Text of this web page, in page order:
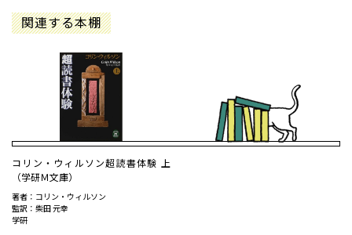
関連する本棚
コリン・ウィルソン超読書体験 上
（学研Ｍ文庫）
著者：コリン・ウィルソン
監訳：柴田 元幸
学研